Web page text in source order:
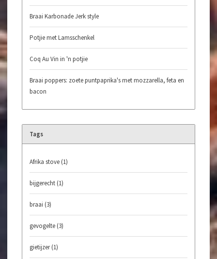
Braai Karbonade Jerk style
Potjie met Lamsschenkel
Coq Au Vin in 'n potjie
Braai poppers: zoete puntpaprika's met mozzarella, feta en
bacon
Tags
Afrika stove (1)
bijgerecht (1)
braai (3)
gevogelte (3)
gietijzer(1)